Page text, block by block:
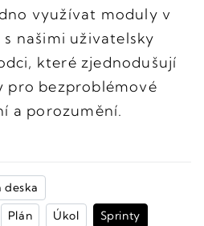
využívat moduly v
našimi uživatelsky
které zjednodušují
pro bezproblémové
a porozumění.
deska
Plán Úkol
Sprinty